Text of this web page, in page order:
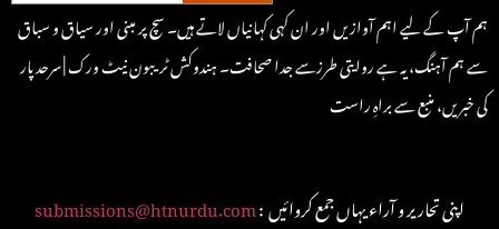
ہم آپ کے لیے اہم آوازیں اور ان کہی کہانیاں لاتے ہیں۔ سچ پر مبنی اور سیاق و سباق
سے ہم آہنگ، یہ ہے روایتی طرزسے جدا صحافت۔ ہندوکش ٹریبون نیٹ ورک | سرحد پار
کی خبریں، منبع سے براہِ راست
submissions@htnurdu.com : اپنی تحاریر و آراء یہاں جمع کروائیں